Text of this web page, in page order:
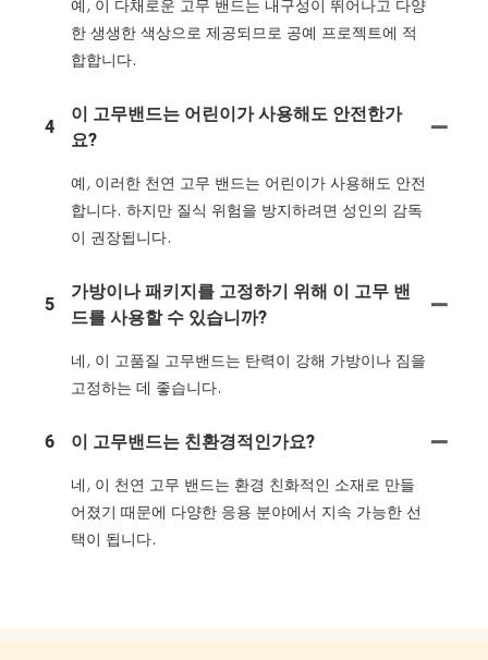
예, 이 다채로운 고무 밴드는 내구성이 뛰어나고 다양
한 생생한 색상으로 제공되므로 공예 프로젝트에 적
합합니다.
4
이 고무밴드는 어린이가 사용해도 안전한가
요?
예, 이러한 천연 고무 밴드는 어린이가 사용해도 안전
합니다. 하지만 질식 위험을 방지하려면 성인의 감독
이 권장됩니다.
5
가방이나 패키지를 고정하기 위해 이 고무 밴
드를 사용할 수 있습니까?
네, 이 고품질 고무밴드는 탄력이 강해 가방이나 짐을
고정하는 데 좋습니다.
6 이 고무밴드는 친환경적인가요?
네, 이 천연 고무 밴드는 환경 친화적인 소재로 만들
어졌기 때문에 다양한 응용 분야에서 지속 가능한 선
택이 됩니다.